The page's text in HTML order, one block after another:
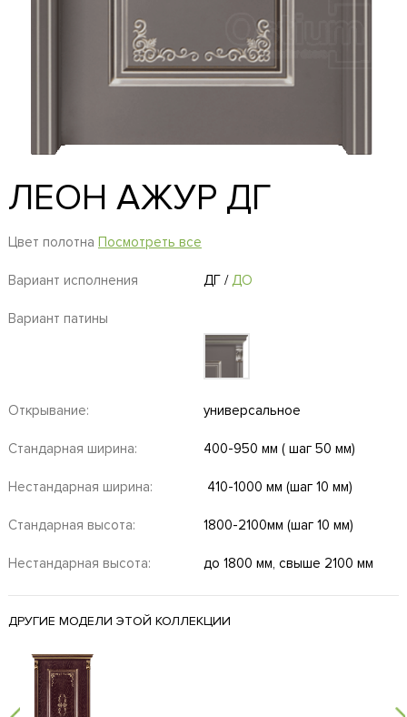
ЛЕОН АЖУР ДГ
Цвет полотна Посмотреть все
Вариант исполнения ДГ/ДО
Вариант патины
Открывание: универсальное
Стандарная ширина: 400-950 мм ( шаг 50 мм)
Нестандарная ширина: 410-1000 мм (шаг 10 мм)
Стандарная высота: 1800-2100мм (шаг 10 мм)
Нестандарная высота: до 1800 мм, свыше 2100 мм
ДРУГИЕ МОДЕЛИ ЭТОЙ КОЛЛЕКЦИИ